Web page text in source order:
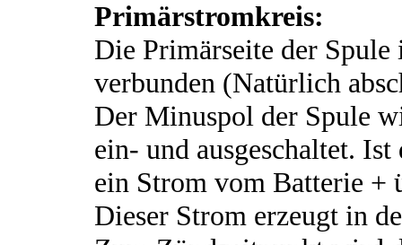
Primärstromkreis:
Die Primärseite der
verbunden (Natürlich
Der Minuspol der Spule
ein- und ausgeschaltet.
ein Strom vom Batterie +
Dieser Strom erzeugt in